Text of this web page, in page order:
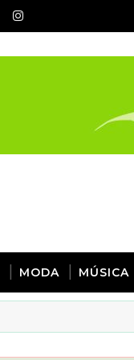
MODA MÚSICA